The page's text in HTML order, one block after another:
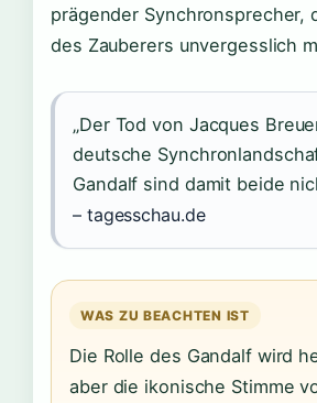
prägender Synchronsprecher,
des Zauberers unvergesslich
„Der Tod von Jacques
deutsche
Gandalf sind damit beide
– tagesschau.de
WAS ZU BEACHTEN IST
Die Rolle des Gandalf wird
aber die ikonische Stimme